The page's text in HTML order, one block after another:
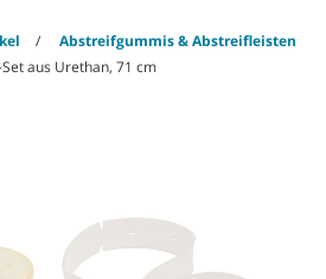
Abstreifgummis & Abstreifleisten
aus Urethan, 71 cm